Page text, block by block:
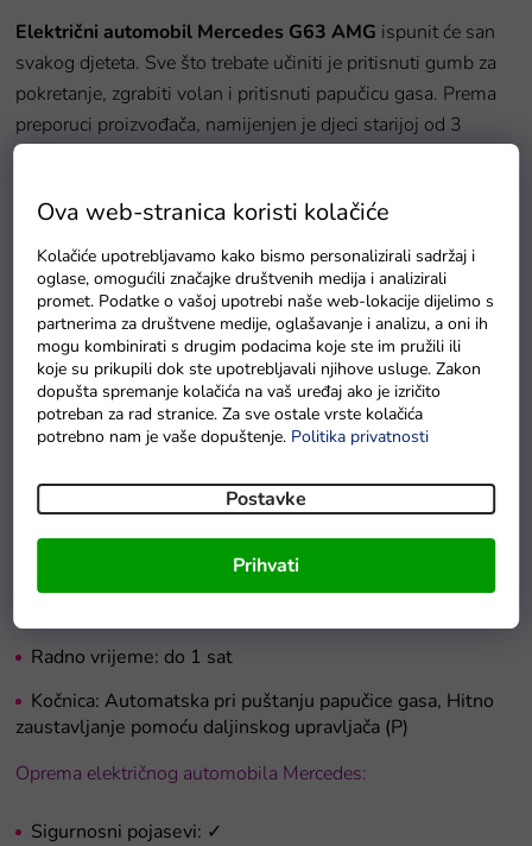
Ova web-stranica koristi kolačiće
Kolačiće upotrebljavamo kako bismo personalizirali sadržaj i
oglase, omogućili značajke društvenih medija i analizirali
promet. Podatke o vašoj upotrebi naše web-lokacije dijelimo s
partnerima za društvene medije, oglašavanje i analizu, a oni ih
mogu kombinirati s drugim podacima koje ste im pružili ili
koje su prikupili dok ste upotrebljavali njihove usluge. Zakon
dopušta spremanje kolačića na vaš uređaj ako je izričito
potreban za rad stranice. Za sve ostale vrste kolačića
potrebno nam je vaše dopuštenje. Politika privatnosti
Postavke
Prihvati
Električni automobil Mercedes G63 AMG ispunit će san
svakog djeteta. Sve što trebate učiniti je pritisnuti gumb za
pokretanje, zgrabiti volan i pritisnuti papučicu gasa. Prema
preporuci proizvođača, namijenjen je djeci starijoj od 3
Tehnički podaci električnog automobila Mercedes:
Motor: 2x35W
Baterija: 12V 4,5Ah
Mjenjač: Automatski
Dimenzije vozila:105 cm x 55 cm x 33 cm
Brzina: 3-5 km/h
Maks. opterećenje: 25 kg
Radno vrijeme: do 1 sat
Kočnica: Automatska pri puštanju papučice gasa, Hitno
zaustavljanje pomoću daljinskog upravljača (P)
Oprema električnog automobila Mercedes:
Sigurnosni pojasevi: ✓